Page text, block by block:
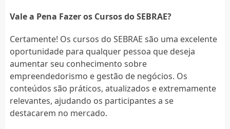
Vale a Pena Fazer os Cursos do SEBRAE?
Certamente! Os cursos do SEBRAE são uma excelente
oportunidade para qualquer pessoa que deseja
aumentar seu conhecimento sobre
empreendedorismo e gestão de negócios. Os
conteúdos são práticos, atualizados e extremamente
relevantes, ajudando os participantes a se
destacarem no mercado.